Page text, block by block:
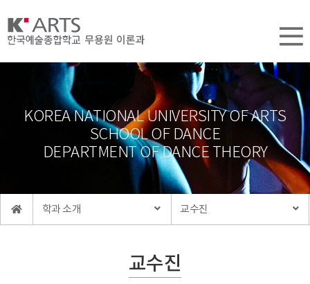
KOREA NATIONAL UNIVERSITY OF ARTS
SCHOOL OF DANCE
DEPARTMENT OF DANCE THEORY
학과 소개 교수진
교수진